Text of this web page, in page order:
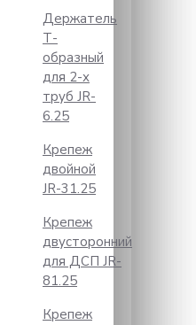
Держатель
Т-
образный
для 2-х
труб JR-
6.25
Крепеж
двойной
JR-31.25
Крепеж
двусторонний
для ДСП JR-
81.25
Крепеж